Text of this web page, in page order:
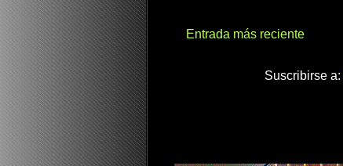
Entrada más reciente
Suscribirse a: